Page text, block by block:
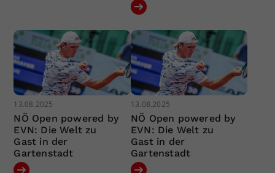
13.08.2025
NÖ Open powered by
EVN: Die Welt zu
Gast in der
Gartenstadt
13.08.2025
NÖ Open powered by
EVN: Die Welt zu
Gast in der
Gartenstadt